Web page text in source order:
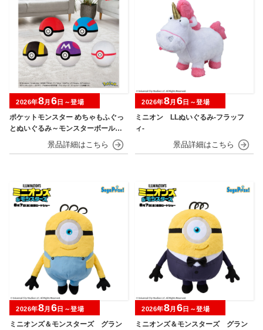
ポケットモンスター めちゃもふぐっ
とぬいぐるみ～モンスターボール・
スーパーボール・ハイパーボール・
マスターボール・プレミアボール～
2026年8月 6 日～登場
ミニオン LLぬいぐるみ‐フラッフ
ィ‐
2026年8月 6 日～登場
ミニオンズ＆モンスターズ グラン
2026年8月 6日～登場
ミニオンズ＆モンスターズ グラン
2026年8月 6日～登場